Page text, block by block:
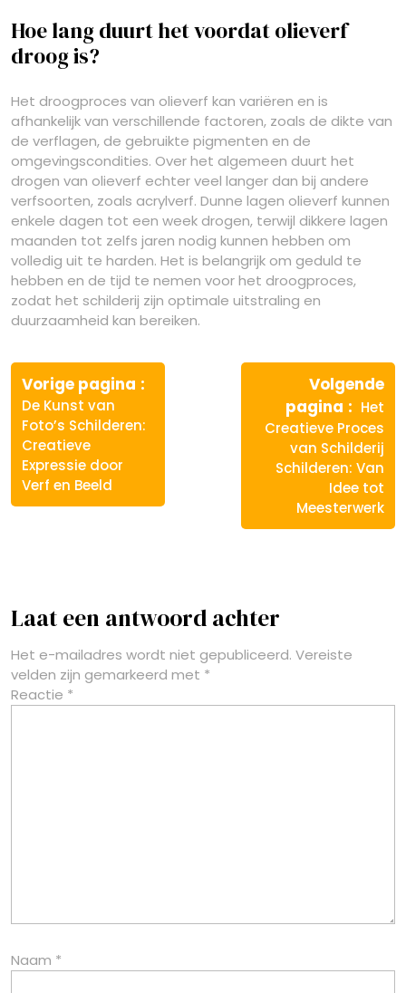
Hoe lang duurt het voordat olieverf
droog is?
Het droogproces van olieverf kan variëren en is
afhankelijk van verschillende factoren, zoals de dikte van
de verflagen, de gebruikte pigmenten en de
omgevingscondities. Over het algemeen duurt het
drogen van olieverf echter veel langer dan bij andere
verfsoorten, zoals acrylverf. Dunne lagen olieverf kunnen
enkele dagen tot een week drogen, terwijl dikkere lagen
maanden tot zelfs jaren nodig kunnen hebben om
volledig uit te harden. Het is belangrijk om geduld te
hebben en de tijd te nemen voor het droogproces,
zodat het schilderij zijn optimale uitstraling en
duurzaamheid kan bereiken.
Berichtnavigatie
Vorige pagina
De Kunst van
Foto’s Schilderen:
Creatieve
Expressie door
Verf en Beeld
Volgende
pagina
Het
Creatieve Proces
van Schilderij
Schilderen: Van
Idee tot
Meesterwerk
Laat een antwoord achter
Het e-mailadres wordt niet gepubliceerd. Vereiste
velden zijn gemarkeerd met *
Reactie *
Naam *